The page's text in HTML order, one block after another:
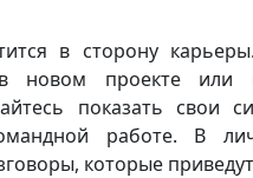
в сторону
новом проекте или
показать свои
работе. В
которые